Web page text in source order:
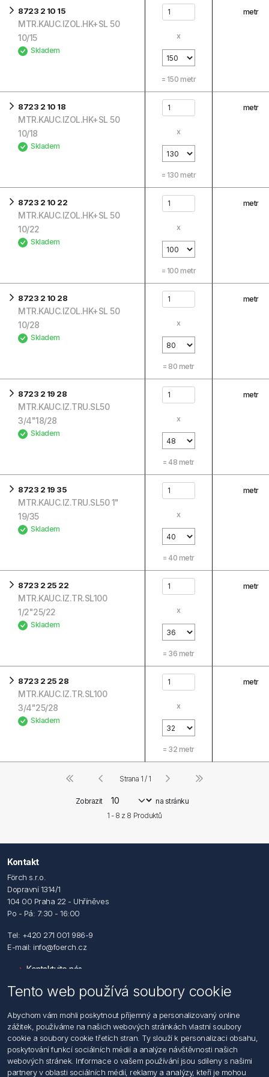
8723 2 10 15
MTR.KAUC.IZOL.HK+SL 50
10/15
Skladem
x
= 150 metr
metr
8723 2 10 18
MTR.KAUC.IZOL.HK+SL 50
10/18
Skladem
x
= 130 metr
metr
8723 2 10 22
MTR.KAUC.IZOL.HK+SL 50
10/22
Skladem
x
= 100 metr
metr
8723 2 10 28
MTR.KAUC.IZOL.HK+SL 50
10/28
Skladem
x
= 80 metr
metr
8723 2 19 28
MTR.KAUC.IZ.TRU.SL50
3/4"18/28
Skladem
x
=48 metr
metr
8723 2 19 35
MTR.KAUC.IZ.TRU.SL50 1"
19/35
Skladem
x
=40 metr
metr
8723 2 25 22
MTR.KAUC.IZ.TR.SL100
1/2"25/22
Skladem
x
= 36 metr
metr
8723 2 25 28
MTR.KAUC.IZ.TR.SL100
3/4"25/28
Skladem
x
= 32 metr
metr
Zobrazit
na stránku
1 - 8 z 8 Produktů
Strana 1 / 1
Kontakt
Förch s.r.o.
Dopravní 1314/1
104 00 Praha 22 - Uhříněves
Po - Pá: 7:30 - 16:00
Tel: +420 271 001 986-9
E-mail: info@foerch.cz
Kontaktujte nás
Hledat
Dodržování předpisů
Zásady zpracování osobních údajů fyzických osob
Podmínky zasílání elektronických dokumentu
Všeobecné dodací a obchodní podmínky
Tento web používá soubory cookie
Abychom vám mohli poskytnout příjemný a personalizovaný online
zážitek, používáme na našich webových stránkách vlastní soubory
cookie a soubory cookie třetích stran. Ty slouží k personalizaci obsahu,
poskytování funkcí sociálních médií a analýze návštěvnosti našich
webových stránek. Informace o vašem používání jsou sdíleny s našimi
partnery v oblasti sociálních médií, reklamy a analýzy, kteří je mohou